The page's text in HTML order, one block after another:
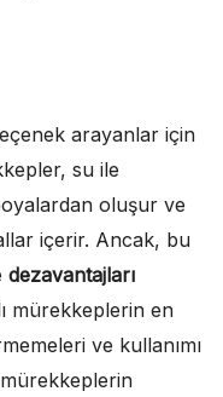
arayanlar için
su ile
oluşur ve
içerir. Ancak, bu
dezavantajları
mürekkeplerin en
ve kullanımı
mürekkeplerin